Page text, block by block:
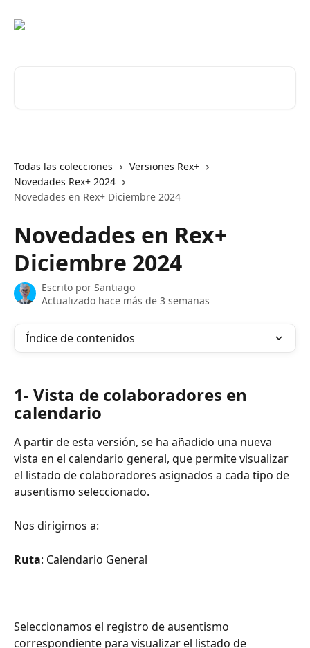
Todas las colecciones
Versiones Rex+
Novedades Rex+ 2024
Novedades en Rex+ Diciembre 2024
Novedades en Rex+
Diciembre 2024
Escrito por Santiago
Actualizado hace más de 3 semanas
Índice de contenidos
1- Vista de colaboradores en
calendario
A partir de esta versión, se ha añadido una nueva
vista en el calendario general, que permite visualizar
el listado de colaboradores asignados a cada tipo de
ausentismo seleccionado.
Nos dirigimos a:
Ruta: Calendario General
Seleccionamos el registro de ausentismo
correspondiente para visualizar el listado de